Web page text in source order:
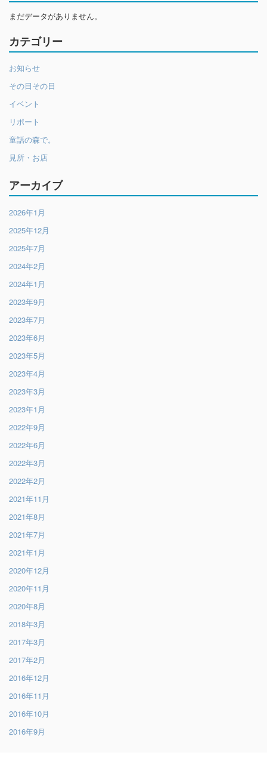
まだデータがありません。
カテゴリー
お知らせ
その日その日
イベント
リポート
童話の森で。
見所・お店
アーカイブ
2026年1月
2025年12月
2025年7月
2024年2月
2024年1月
2023年9月
2023年7月
2023年6月
2023年5月
2023年4月
2023年3月
2023年1月
2022年9月
2022年6月
2022年3月
2022年2月
2021年11月
2021年8月
2021年7月
2021年1月
2020年12月
2020年11月
2020年8月
2018年3月
2017年3月
2017年2月
2016年12月
2016年11月
2016年10月
2016年9月